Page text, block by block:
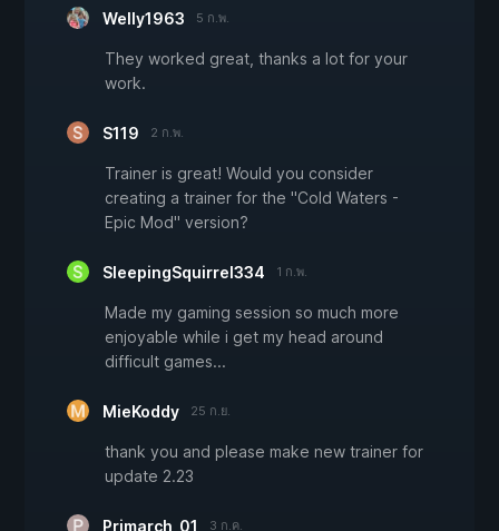
Welly1963 5 ก.พ.
They worked great, thanks a lot for your
work.
S119 2 ก.พ.
Trainer is great! Would you consider
creating a trainer for the "Cold Waters -
Epic Mod" version?
SleepingSquirrel334 1 ก.พ.
Made my gaming session so much more
enjoyable while i get my head around
difficult games...
MieKoddy 25 ก.ย.
thank you and please make new trainer for
update 2.23
Primarch_01 3 ก.ค.